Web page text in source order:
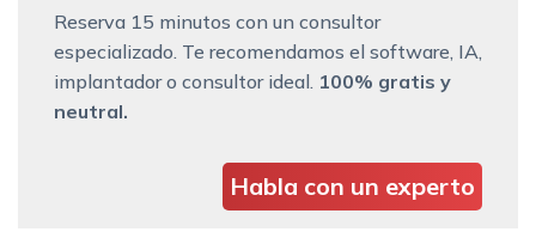
Reserva 15 minutos con un consultor
especializado. Te recomendamos el software, IA,
implantador o consultor ideal. 100% gratis y
neutral.
Habla con un experto